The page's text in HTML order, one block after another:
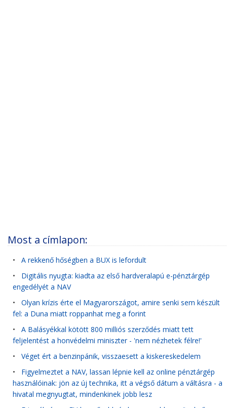
Most a címlapon:
• A rekkenő hőségben a BUX is lefordult
• Digitális nyugta: kiadta az első hardveralapú e-pénztárgép
engedélyét a NAV
• Olyan krízis érte el Magyarországot, amire senki sem készült
fel: a Duna miatt roppanhat meg a forint
• A Balásyékkal kötött 800 milliós szerződés miatt tett
feljelentést a honvédelmi miniszter - 'nem nézhetek félre!'
• Véget ért a benzinpánik, visszaesett a kiskereskedelem
• Figyelmeztet a NAV, lassan lépnie kell az online pénztárgép
használóinak: jön az új technika, itt a végső dátum a váltásra - a
hivatal megnyugtat, mindenkinek jobb lesz